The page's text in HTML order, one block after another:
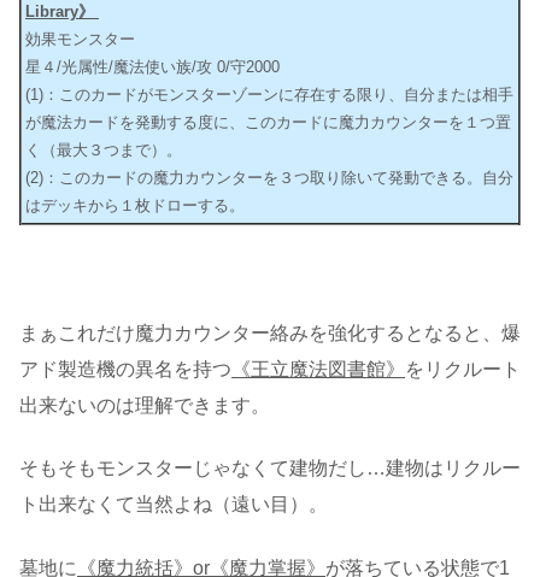
Library》
効果モンスター
星４/光属性/魔法使い族/攻 0/守2000
(1)：このカードがモンスターゾーンに存在する限り、自分または相手
が魔法カードを発動する度に、このカードに魔力カウンターを１つ置
く（最大３つまで）。
(2)：このカードの魔力カウンターを３つ取り除いて発動できる。自分
はデッキから１枚ドローする。
まぁこれだけ魔力カウンター絡みを強化するとなると、爆
アド製造機の異名を持つ 《王立魔法図書館》
をリクルート
出来ないのは理解できます。
そもそもモンスターじゃなくて建物だし…建物はリクルー
ト出来なくて当然よね（遠い目）。
墓地に 《魔力統括》or《魔力掌握》 が落ちている状態で1